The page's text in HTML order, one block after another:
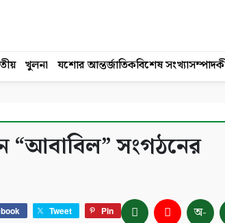
খুলনা যশোর আন্তর্জাতিকবিশেষ সংখ্যা
“আবাবিল” সংগঠনের
Tweet Pin অ-